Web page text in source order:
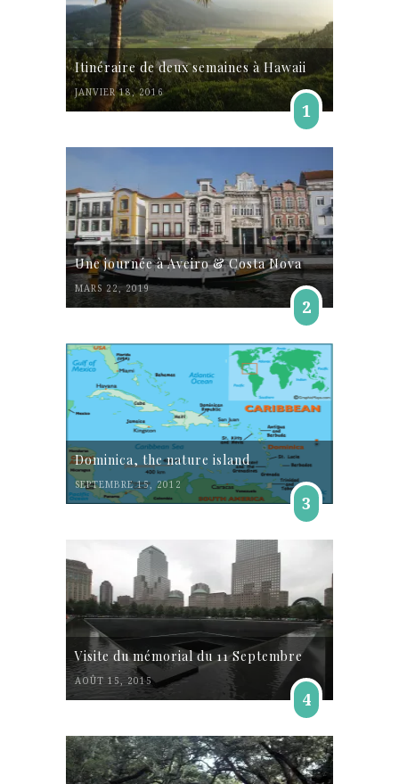
Itinéraire de deux semaines à Hawaii
JANVIER 18, 2016
1
Une journée à Aveiro & Costa Nova
MARS 22, 2019
2
Dominica, the nature island
SEPTEMBRE 15, 2012
3
Visite du mémorial du 11 Septembre
AOÛT 15, 2015
4